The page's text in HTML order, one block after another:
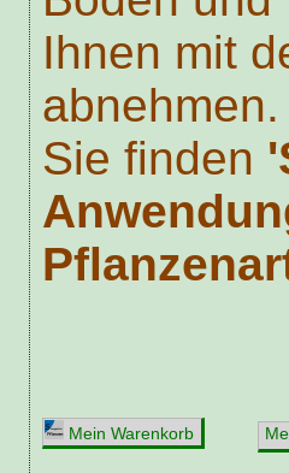
Ihnen mit
abnehmen.
Sie finden
Mein Warenkorb